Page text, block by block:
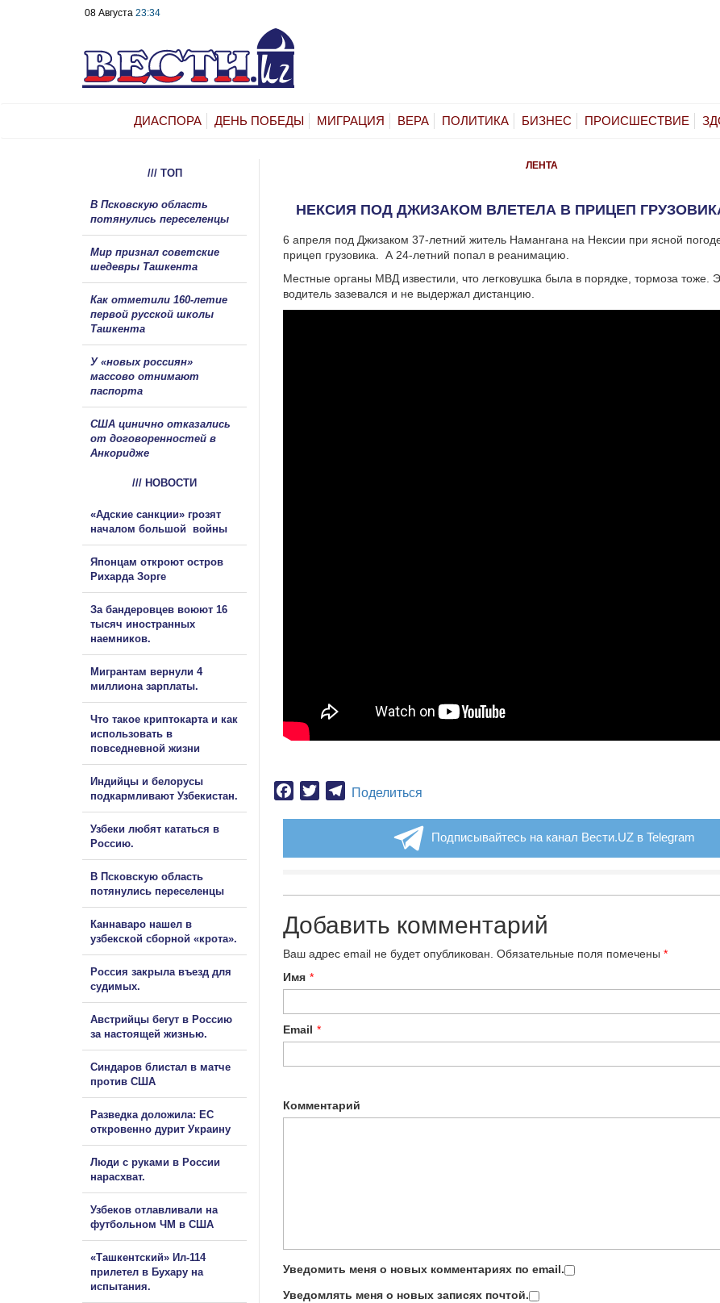
08 Августа 23:34
ДИАСПОРА ДЕНЬ ПОБЕДЫ МИГРАЦИЯ ВЕРА ПОЛИТИКА БИЗНЕС ПРОИСШЕСТВИЕ
ЛЕНТА
НЕКСИЯ ПОД ДЖИЗАКОМ ВЛЕТЕЛА В ПРИЦЕП
6 апреля под Джизаком 37-летний житель Намангана на Нексии при ясной
прицеп грузовика. А 24-летний попал в реанимацию.
Местные органы МВД известили, что легковушка была в порядке, тормоза тоже.
водитель зазевался и не выдержал дистанцию.
Facebook
TwitterTelegram
Поделиться
Подписывайтесь на канал Вести.UZ в Telegram
Добавить комментарий
Ваш адрес email не будет опубликован. Обязательные поля помечены *
Имя *
Email *
Комментарий
Уведомить меня о новых комментариях по email.
Уведомлять меня о новых записях почтой.
/// ТОП
В Псковскую область
потянулись переселенцы
Мир признал советские
шедевры Ташкента
Как отметили 160-летие
первой русской школы
Ташкента
У «новых россиян»
массово отнимают
паспорта
США цинично отказались
от договоренностей в
Анкоридже
/// НОВОСТИ
«Адские санкции» грозят
началом большой войны
Японцам откроют остров
Рихарда Зорге
За бандеровцев воюют 16
тысяч иностранных
наемников.
Мигрантам вернули 4
миллиона зарплаты.
Что такое криптокарта и как
использовать в
повседневной жизни
Индийцы и белорусы
подкармливают Узбекистан.
Узбеки любят кататься в
Россию.
В Псковскую область
потянулись переселенцы
Каннаваро нашел в
узбекской сборной «крота».
Россия закрыла въезд для
судимых.
Австрийцы бегут в Россию
за настоящей жизнью.
Синдаров блистал в матче
против США
Разведка доложила: ЕС
откровенно дурит Украину
Люди с руками в России
нарасхват.
Узбеков отлавливали на
футбольном ЧМ в США
«Ташкентский» Ил-114
прилетел в Бухару на
испытания.